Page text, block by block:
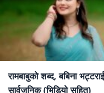
रामबाबुको शब्द, बबिना
सार्वजनिक (भिडियो सहित)